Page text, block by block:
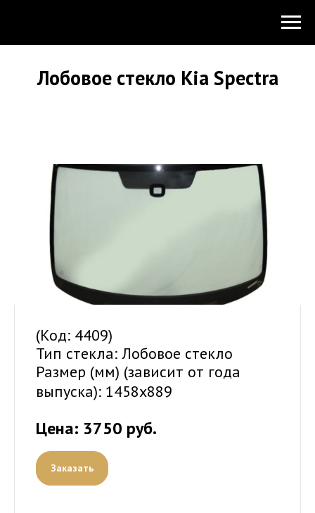
Лобовое стекло Kia Spectra
(Код: 4409)
Тип стекла: Лобовое стекло
Размер (мм) (зависит от года
выпуска): 1458х889
Цена: 3750 руб.
Заказать